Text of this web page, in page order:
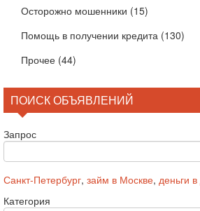
Осторожно мошенники (15)
Помощь в получении кредита (130)
Прочее (44)
ПОИСК ОБЪЯВЛЕНИЙ
Запрос
Санкт-Петербург, займ в Москве, деньги в
Категория